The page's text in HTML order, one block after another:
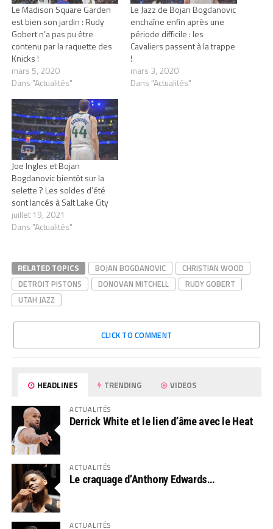
Le Madison Square Garden
est bien son jardin : Rudy
Gobert n’a pas pu être
contenu par la raquette des
Knicks !
mars 5, 2020
Dans "Actualités"
Le Jazz de Bojan Bogdanovic
enchaîne enfin après une
période difficile : les
Cavaliers passent à la trappe
!
mars 3, 2020
Dans "Actualités"
Joe Ingles et Bojan
Bogdanovic bientôt sur la
selette ? Les soldes d’été
sont lancés à Salt Lake City
juillet 19, 2021
Dans "Actualités"
RELATED TOPICS BOJAN BOGDANOVIC
CHRISTIAN WOOD
DETROIT PISTONS
DONOVAN MITCHELL
RUDY GOBERT
UTAH JAZZ
CLICK TO COMMENT
HEADLINES TRENDING VIDEOS
ACTUALITÉS
Derrick White et le lien d’âme avec le Heat
ACTUALITÉS
Le craquage d’Anthony Edwards…
ACTUALITÉS